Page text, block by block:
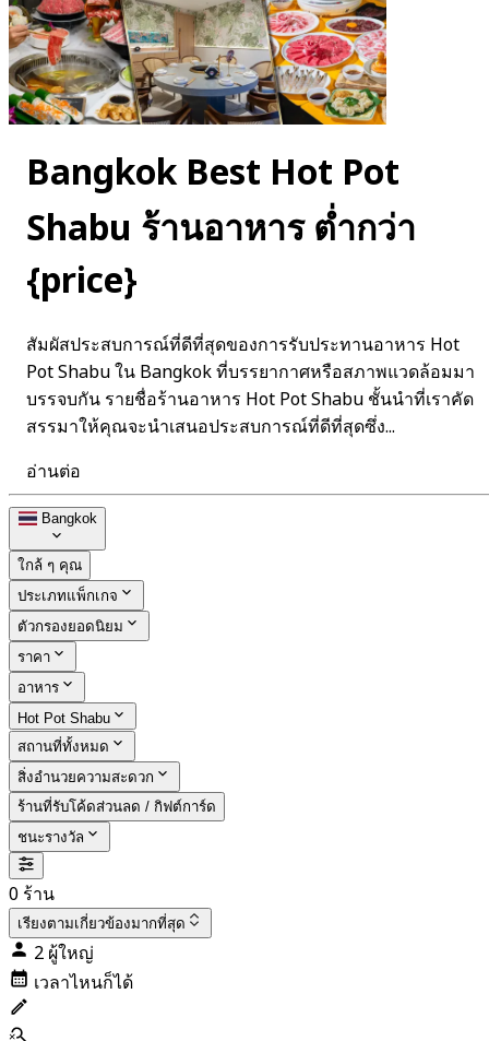
Bangkok Best Hot Pot
Shabu ร้านอาหาร ต่ำกว่า
{price}
สัมผัสประสบการณ์ที่ดีที่สุดของการรับประทานอาหาร Hot
Pot Shabu ใน Bangkok ที่บรรยากาศหรือสภาพแวดล้อมมา
บรรจบกัน รายชื่อร้านอาหาร Hot Pot Shabu ชั้นนำที่เราคัด
สรรมาให้คุณจะนำเสนอประสบการณ์ที่ดีที่สุดซึ่ง...
อ่านต่อ
Bangkok
ใกล้ ๆ คุณ
ประเภทแพ็กเกจ
ตัวกรองยอดนิยม
ราคา
อาหาร
Hot Pot Shabu
สถานที่ทั้งหมด
สิ่งอำนวยความสะดวก
ร้านที่รับโค้ดส่วนลด / กิฟต์การ์ด
ชนะรางวัล
0 ร้าน
เรียงตามเกี่ยวข้องมากที่สุด
2 ผู้ใหญ่
เวลาไหนก็ได้